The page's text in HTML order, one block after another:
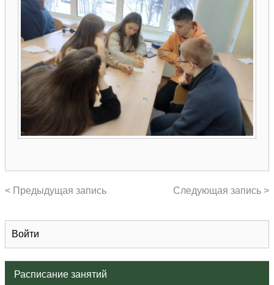
Войти
Расписание занятий
< Предыдущая запись Следующая запись >